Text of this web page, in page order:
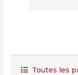
Toutes les